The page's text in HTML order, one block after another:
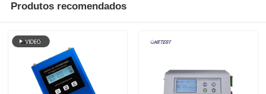
Produtos recomendados